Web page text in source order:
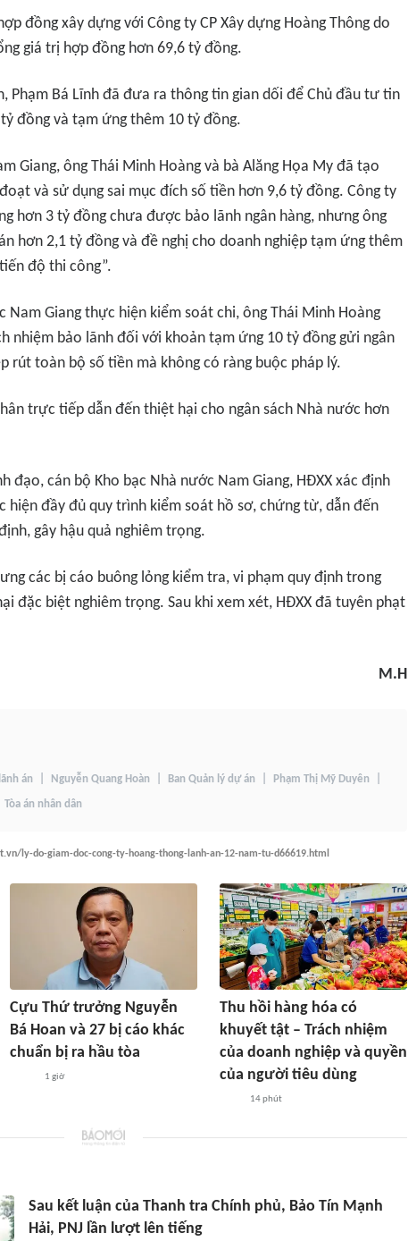
đồng xây dựng với Công ty CP Xây dựng Hoàng Thông do
giá trị hợp đồng hơn 69,6 tỷ đồng.
Phạm Bá Lĩnh đã đưa ra thông tin gian dối để Chủ đầu tư tin
đồng và tạm ứng thêm 10 tỷ đồng.
Giang, ông Thái Minh Hoàng và bà Alăng Họa My đã tạo
và sử dụng sai mục đích số tiền hơn 9,6 tỷ đồng. Công ty
hơn 3 tỷ đồng chưa được bảo lãnh ngân hàng, nhưng ông
hơn 2,1 tỷ đồng và đề nghị cho doanh nghiệp tạm ứng thêm
độ thi công”.
Nam Giang thực hiện kiểm soát chi, ông Thái Minh Hoàng
nhiệm bảo lãnh đối với khoản tạm ứng 10 tỷ đồng gửi ngân
rút toàn bộ số tiền mà không có ràng buộc pháp lý.
trực tiếp dẫn đến thiệt hại cho ngân sách Nhà nước hơn
đạo, cán bộ Kho bạc Nhà nước Nam Giang, HĐXX xác định
hiện đầy đủ quy trình kiểm soát hồ sơ, chứng từ, dẫn đến
gây hậu quả nghiêm trọng.
các bị cáo buông lỏng kiểm tra, vi phạm quy định trong
đặc biệt nghiêm trọng. Sau khi xem xét, HĐXX đã tuyên phạt
M.H
lãnh án Nguyễn Quang Hoàn Ban Quản lý dự án Phạm Thị Mỹ Duyên
Tòa án nhân dân
ly-do-giam-doc-cong-ty-hoang-thong-lanh-an-12-nam-tu-d66619.html
Cựu Thứ trưởng Nguyễn
Bá Hoan và 27 bị cáo khác
chuẩn bị ra hầu tòa
1 giờ
Thu hồi hàng hóa có
khuyết tật – Trách nhiệm
của doanh nghiệp và quyền
của người tiêu dùng
14 phút
Sau kết luận của Thanh tra Chính phủ, Bảo Tín Mạnh
Hải, PNJ lần lượt lên tiếng